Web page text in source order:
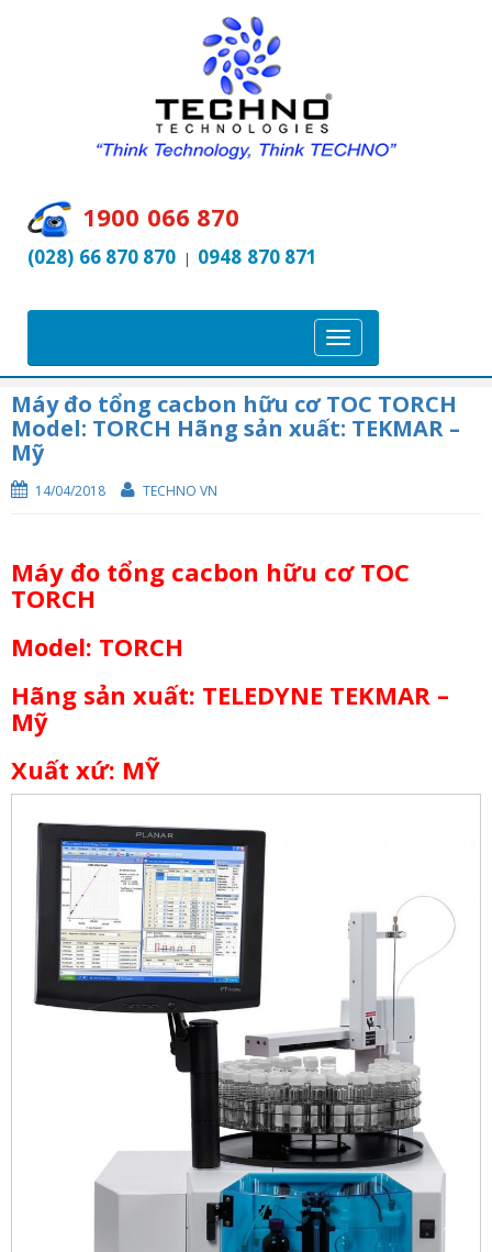
1900 066 870
(028) 66 870 870 | 0948 870 871
T
o
g
g
v
i
Máy đo tổng cacbon hữu cơ TOC TORCH
Model: TORCH Hãng sản xuất: TEKMAR –
Mỹ
14/04/2018 TECHNO VN
Máy đo tổng cacbon hữu cơ TOC
TORCH
Model: TORCH
Hãng sản xuất: TELEDYNE TEKMAR –
Mỹ
Xuất xứ: MỸ